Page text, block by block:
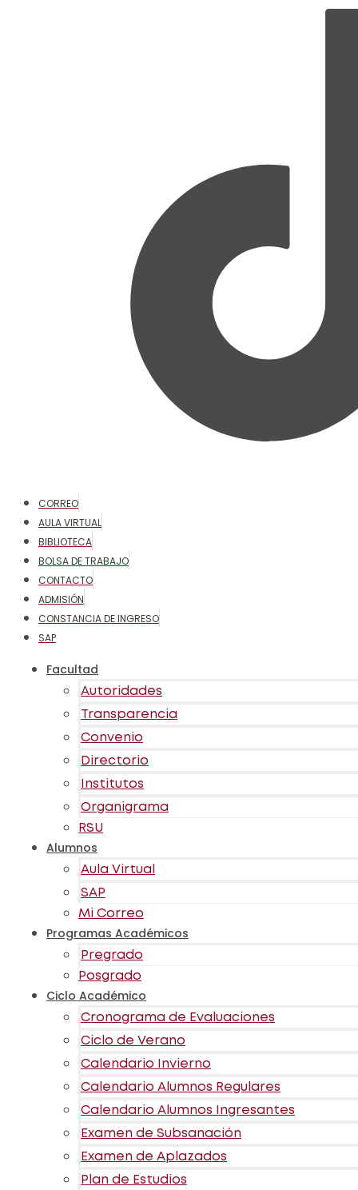
CORREO
AULA VIRTUAL
BIBLIOTECA
BOLSA DE TRABAJO
CONTACTO
ADMISIÓN
CONSTANCIA DE INGRESO
SAP
Facultad
Autoridades
Transparencia
Convenio
Directorio
Institutos
Organigrama
RSU
Alumnos
Aula Virtual
SAP
Mi Correo
Programas Académicos
Pregrado
Posgrado
Ciclo Académico
Cronograma de Evaluaciones
Ciclo de Verano
Calendario Invierno
Calendario Alumnos Regulares
Calendario Alumnos Ingresantes
Examen de Subsanación
Examen de Aplazados
Plan de Estudios